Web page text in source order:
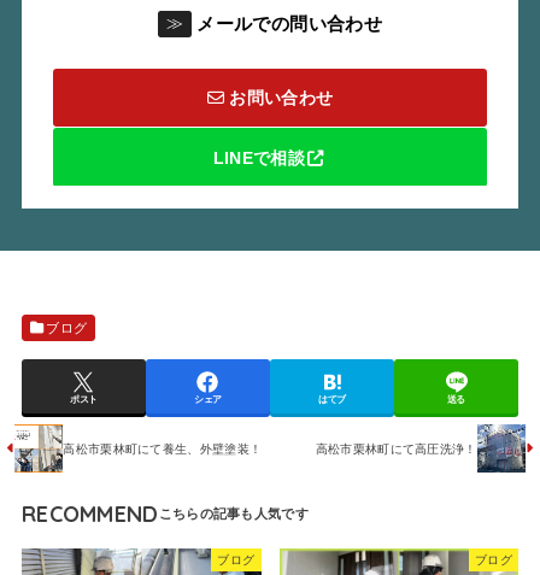
≫ メールでの問い合わせ
お問い合わせ
LINEで相談
ブログ
ポスト シェア はてブ 送る
高松市栗林町にて養生、外壁塗装！ 高松市栗林町にて高圧洗浄！
RECOMMEND
ブログ ブログ